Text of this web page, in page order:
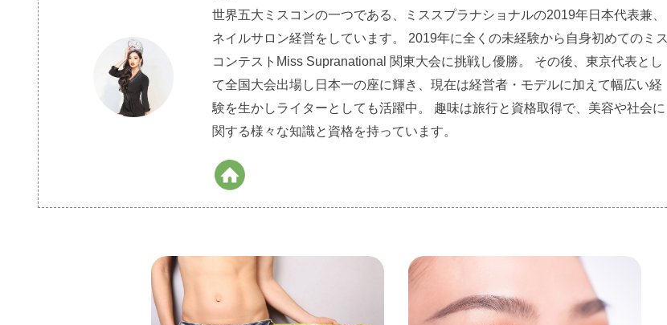
世界五大ミスコンの一つである、ミススプラナショナルの2019年日本代表兼、
ネイルサロン経営をしています。 2019年に全くの未経験から自身初めてのミス
コンテストMiss Supranational 関東大会に挑戦し優勝。 その後、東京代表とし
て全国大会出場し日本一の座に輝き、現在は経営者・モデルに加えて幅広い経
験を生かしライターとしても活躍中。 趣味は旅行と資格取得で、美容や社会に
関する様々な知識と資格を持っています。